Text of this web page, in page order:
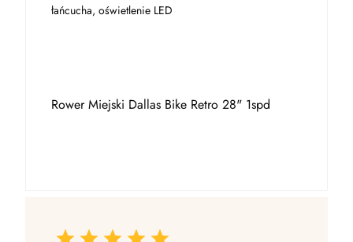
łańcucha, oświetlenie LED
Rower Miejski Dallas Bike Retro 28" 1spd